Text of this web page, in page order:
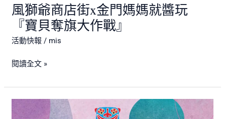
風獅爺商店街x金門媽媽就醬玩
『寶貝奪旗大作戰』
活動快報 / mis
醬
玩
『寶
貝
旗
閱讀全文 »